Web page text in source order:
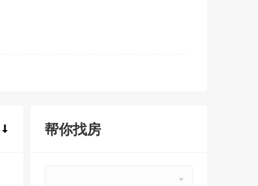
帮你找房